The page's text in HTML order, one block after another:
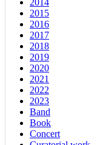
2014
2015
2016
2017
2018
2019
2020
2021
2022
2023
Band
Book
Concert